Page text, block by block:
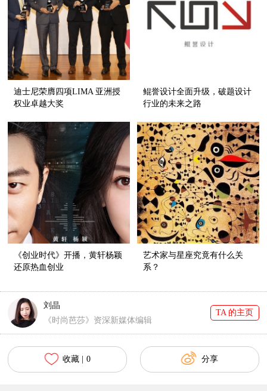
迪士尼荣膺四项LIMA 亚洲授
权业卓越大奖
鲲誉设计全面升级，破题设计
行业的未来之路
《创业时代》开播，黄轩杨颖
还原热血创业
艺术家与星座究竟有什么关
系？
刘晶
《时尚芭莎》资深新媒体编辑
TA 的主页
收藏 | 0 分享